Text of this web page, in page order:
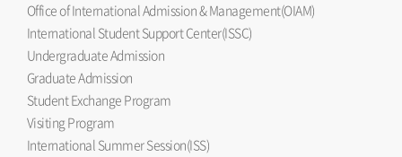
Office of International Admission & Management(OIAM)
International Student Support Center(ISSC)
Undergraduate Admission
Graduate Admission
Student Exchange Program
Visiting Program
International Summer Session(ISS)